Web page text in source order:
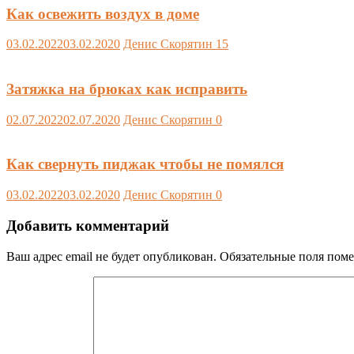
Как освежить воздух в доме
03.02.202203.02.2020 Денис Скорятин 15
Затяжка на брюках как исправить
02.07.202202.07.2020 Денис Скорятин 0
Как свернуть пиджак чтобы не помялся
03.02.202203.02.2020 Денис Скорятин 0
Добавить комментарий
Ваш адрес email не будет опубликован. Обязательные поля